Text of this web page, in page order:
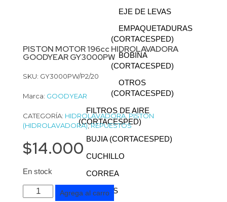
EJE DE LEVAS
EMPAQUETADURAS
(CORTACESPED)
BOBINA
(CORTACESPED)
OTROS
(CORTACESPED)
FILTROS DE AIRE
(CORTACESPED)
BUJIA (CORTACESPED)
CUCHILLO
CORREA
RUEDAS
PISTON MOTOR 196cc HIDROLAVADORA
GOODYEAR GY3000PW
SKU: GY3000PW/P2/20
Marca: GOODYEAR
CATEGORÍA: HIDROLAVADORA,PISTON
(HIDROLAVADORA),REPUESTOS
$14.000
En stock
Agrega al carro